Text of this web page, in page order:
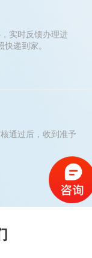
实时反馈办理进
递到家。
通过后，收到准予